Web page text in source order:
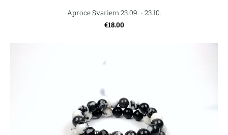
Aproce Svariem 23.09. - 23.10.
€18.00